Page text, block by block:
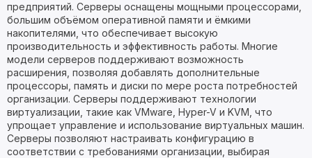
предприятий. Серверы оснащены мощными процессорами,
большим объёмом оперативной памяти и ёмкими
накопителями, что обеспечивает высокую
производительность и эффективность работы. Многие
модели серверов поддерживают возможность
расширения, позволяя добавлять дополнительные
процессоры, память и диски по мере роста потребностей
организации. Серверы поддерживают технологии
виртуализации, такие как VMware, Hyper-V и KVM, что
упрощает управление и использование виртуальных машин.
Серверы позволяют настраивать конфигурацию в
соответствии с требованиями организации, выбирая